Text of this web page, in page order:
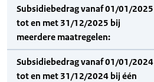
Subsidiebedrag vanaf 01/01/2025
tot en met 31/12/2025 bij
meerdere maatregelen:
Subsidiebedrag vanaf 01/01/2024
tot en met 31/12/2024 bij één